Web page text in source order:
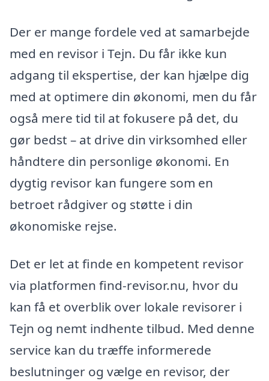
Der er mange fordele ved at samarbejde
med en revisor i Tejn. Du får ikke kun
adgang til ekspertise, der kan hjælpe dig
med at optimere din økonomi, men du får
også mere tid til at fokusere på det, du
gør bedst – at drive din virksomhed eller
håndtere din personlige økonomi. En
dygtig revisor kan fungere som en
betroet rådgiver og støtte i din
økonomiske rejse.
Det er let at finde en kompetent revisor
via platformen find-revisor.nu, hvor du
kan få et overblik over lokale revisorer i
Tejn og nemt indhente tilbud. Med denne
service kan du træffe informerede
beslutninger og vælge en revisor, der